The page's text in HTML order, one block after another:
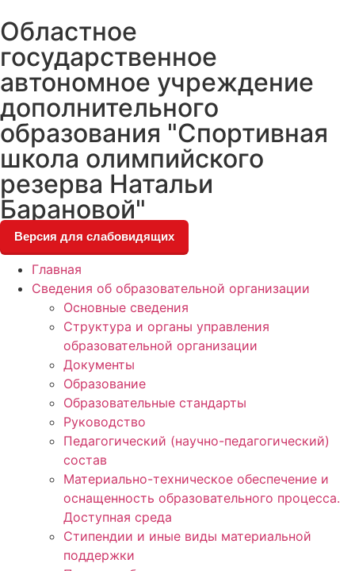
to
Областное
государственное
автономное учреждение
дополнительного
образования "Спортивная
школа олимпийского
резерва Натальи
Барановой"
Версия для слабовидящих
Главная
Сведения об образовательной организации
Основные сведения
Структура и органы управления
образовательной организации
Документы
Образование
Образовательные стандарты
Руководство
Педагогический (научно-педагогический)
состав
Материально-техническое обеспечение и
оснащенность образовательного процесса.
Доступная среда
Стипендии и иные виды материальной
поддержки